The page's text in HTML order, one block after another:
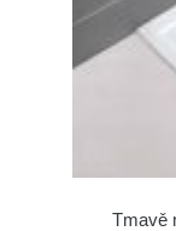
Tmavě